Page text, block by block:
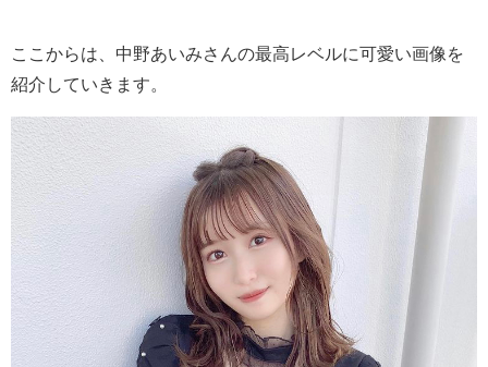
ここからは、中野あいみさんの最高レベルに可愛い画像を
紹介していきます。